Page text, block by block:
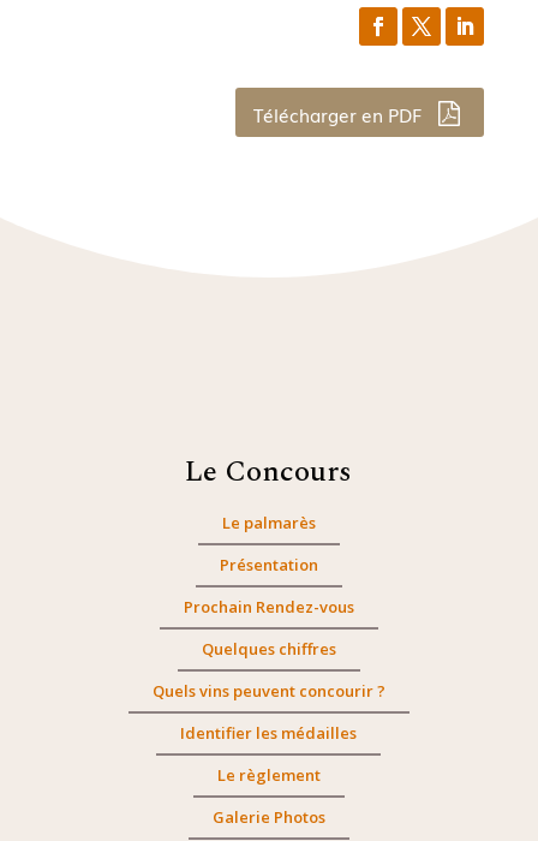
Télécharger en PDF
Le Concours
Le palmarès
Présentation
Prochain Rendez-vous
Quelques chiffres
Quels vins peuvent concourir ?
Identifier les médailles
Le règlement
Galerie Photos